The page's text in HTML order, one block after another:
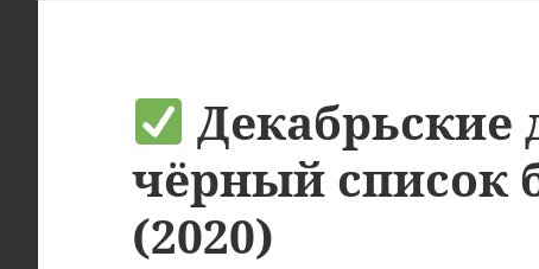
Декабрьские
чёрный список
(2020)